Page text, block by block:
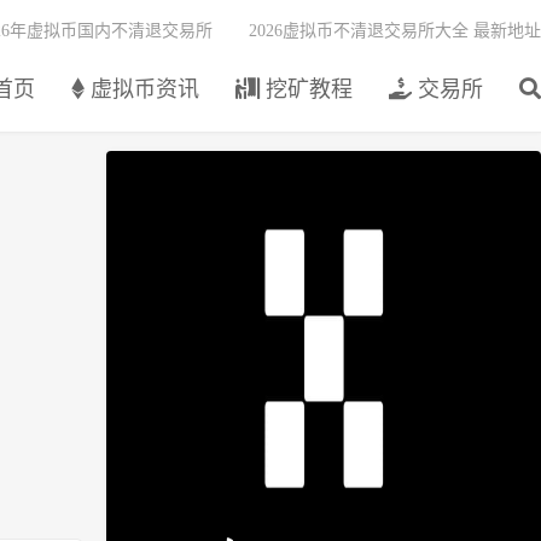
页 虚拟币资讯 挖矿教程 交易所
年虚拟币国内不清退交易所 2026虚拟币不清退交易所大全 最新地址